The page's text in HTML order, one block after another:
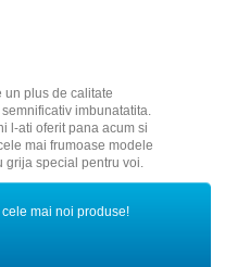
plus de calitate
imbunatatita.
l-ati oferit pana acum si
mai frumoase modele
grija special pentru voi.
mai noi produse!